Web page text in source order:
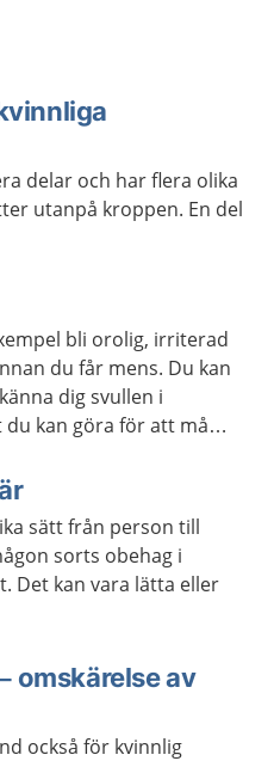
delar och har flera olika
utanpå kroppen. En del
bli orolig, irriterad
du får mens. Du kan
dig svullen i
kan göra för att må
sätt från person till
sorts obehag i
Det kan vara lätta eller
omskärelse av
också för kvinnlig